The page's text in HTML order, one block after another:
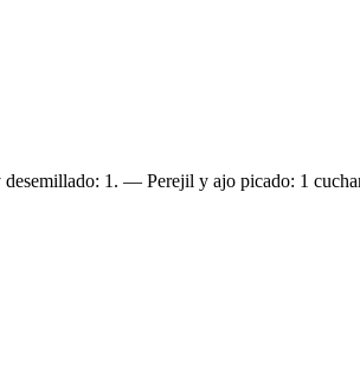
1. — Perejil y ajo picado: 1